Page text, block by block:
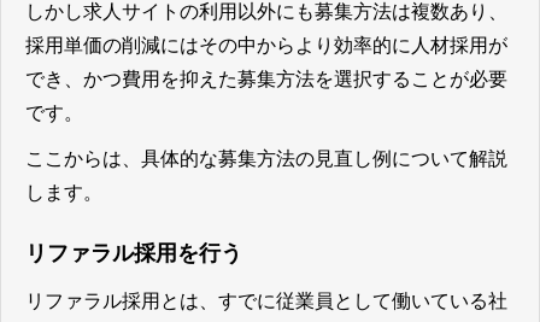
しかし求人サイトの利用以外にも募集方法は複数あり、
採用単価の削減にはその中からより効率的に人材採用が
でき、かつ費用を抑えた募集方法を選択することが必要
です。
ここからは、具体的な募集方法の見直し例について解説
します。
リファラル採用を行う
リファラル採用とは、すでに従業員として働いている社